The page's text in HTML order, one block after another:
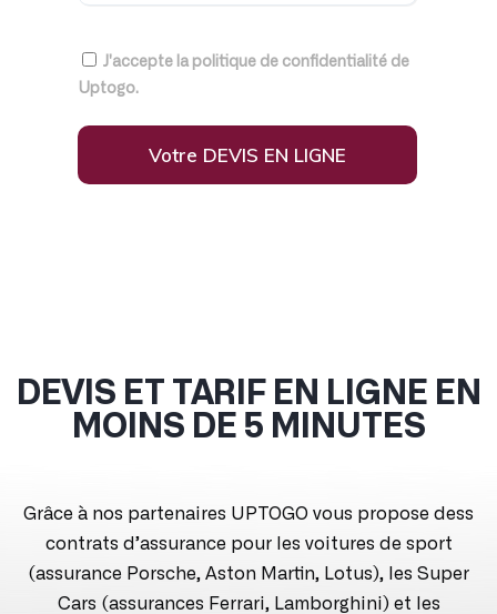
J'accepte la politique de confidentialité de
Uptogo.
Votre DEVIS EN LIGNE
DEVIS ET TARIF EN LIGNE EN
MOINS DE 5 MINUTES
Grâce à nos partenaires UPTOGO vous propose dess
contrats d’assurance pour les voitures de sport
(assurance Porsche, Aston Martin, Lotus), les Super
Cars (assurances Ferrari, Lamborghini) et les